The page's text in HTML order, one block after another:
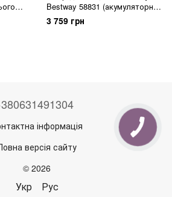
Bestway 58831 (акумуляторний
пилосос, сачок, щітки,
телескопічна ручка)
3 759 грн
інформація
версія сайту
© 2026
Укр Рус